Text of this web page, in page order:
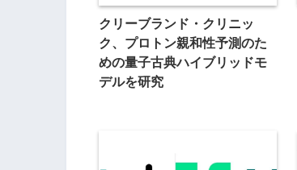
クリーブランド・クリニッ
ク、プロトン親和性予測のた
めの量子古典ハイブリッドモ
デルを研究